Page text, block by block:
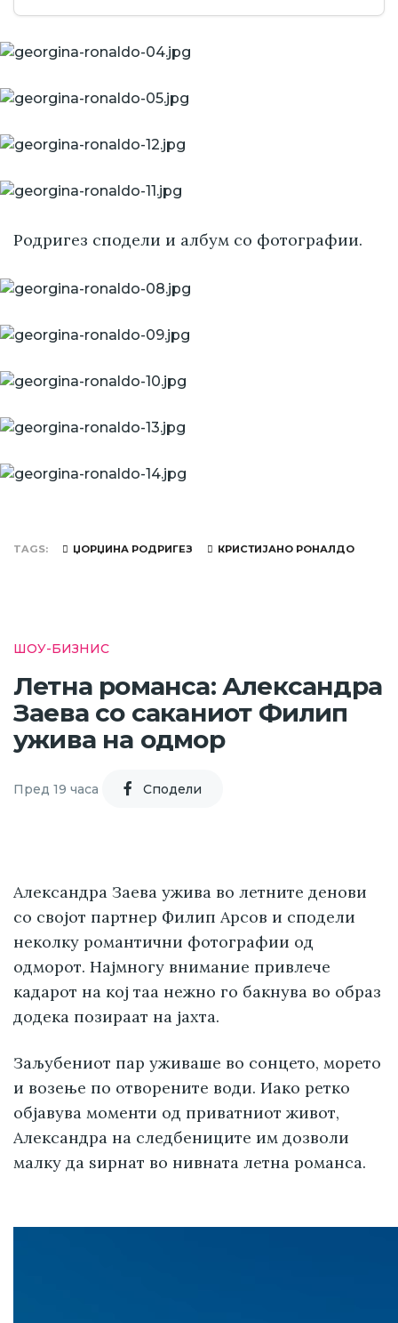
Родригез сподели и албум со фотографии.
TAGS ЏОРЏИНА РОДРИГЕЗ КРИСТИЈАНО РОНАЛДО
ШОУ-БИЗНИС
Летна романса: Александра
Заева со саканиот Филип
ужива на одмор
Пред 19 часа Cподели
Александра Заева ужива во летните денови
со својот партнер Филип Арсов и сподели
неколку романтични фотографии од
одморот. Најмногу внимание привлече
кадарот на кој таа нежно го бакнува во образ
додека позираат на јахта.
Заљубениот пар уживаше во сонцето, морето
и возење по отворените води. Иако ретко
објавува моменти од приватниот живот,
Александра на следбениците им дозволи
малку да ѕирнат во нивната летна романса.